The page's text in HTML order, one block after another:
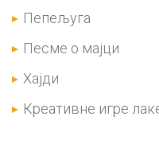
Пепељуга
Песме о мајци
Хајди
Креативне игре